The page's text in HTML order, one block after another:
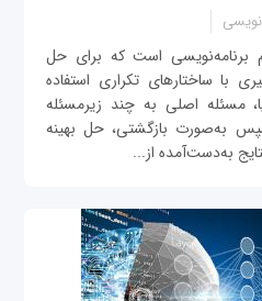
نویسی
برنامه‌نویسی است که برای حل
با ساختارهای تکراری استفاده
مسئله اصلی به چند زیرمسئله
به‌صورت بازگشتی، حل بهینه
به‌دست‌آمده از...